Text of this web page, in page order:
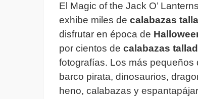
El Magic of the Jack O’
exhibe miles de calabazas
disfrutar en época de
por cientos de calabazas
fotografías. Los más
barco pirata, dinosaurios,
heno, calabazas y